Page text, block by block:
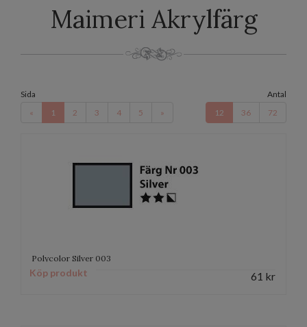
Maimeri Akrylfärg
Sida
«
1 2 3 4 5 »
Antal
12
36 72
Polycolor Silver 003
Köp produkt 61 kr